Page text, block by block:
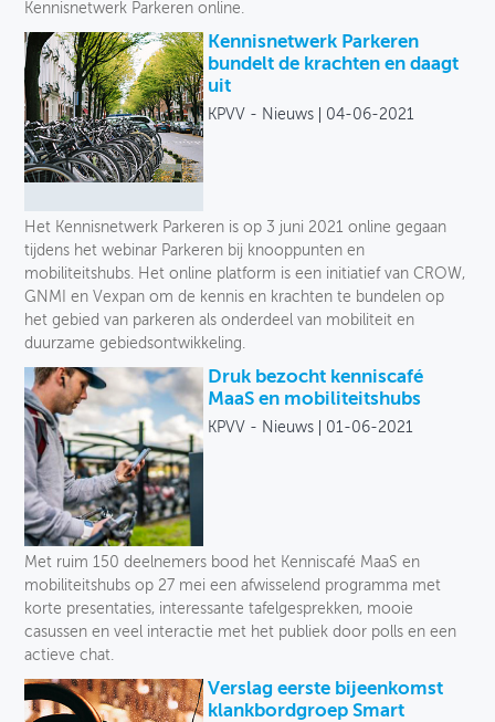
Kennisnetwerk Parkeren online.
Kennisnetwerk Parkeren
bundelt de krachten en daagt
uit
KPVV - Nieuws 04-06-2021
Het Kennisnetwerk Parkeren is op 3 juni 2021 online gegaan
tijdens het webinar Parkeren bij knooppunten en
mobiliteitshubs. Het online platform is een initiatief van CROW,
GNMI en Vexpan om de kennis en krachten te bundelen op
het gebied van parkeren als onderdeel van mobiliteit en
duurzame gebiedsontwikkeling.
Druk bezocht kenniscafé
MaaS en mobiliteitshubs
KPVV - Nieuws 01-06-2021
Met ruim 150 deelnemers bood het Kenniscafé MaaS en
mobiliteitshubs op 27 mei een afwisselend programma met
korte presentaties, interessante tafelgesprekken, mooie
casussen en veel interactie met het publiek door polls en een
actieve chat.
Verslag eerste bijeenkomst
klankbordgroep Smart